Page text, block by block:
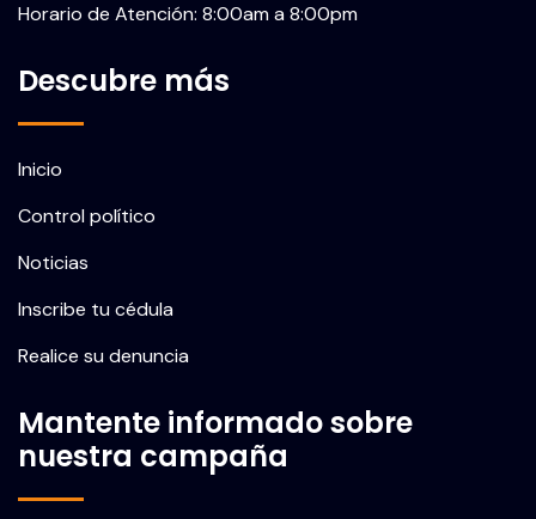
Horario de Atención: 8:00am a 8:00pm
Descubre más
Inicio
Control político
Noticias
Inscribe tu cédula
Realice su denuncia
Mantente informado sobre
nuestra campaña